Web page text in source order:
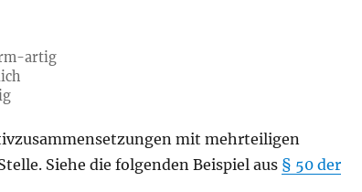
artig
mit mehrteiligen
Siehe die folgenden Beispiel aus § 50 der